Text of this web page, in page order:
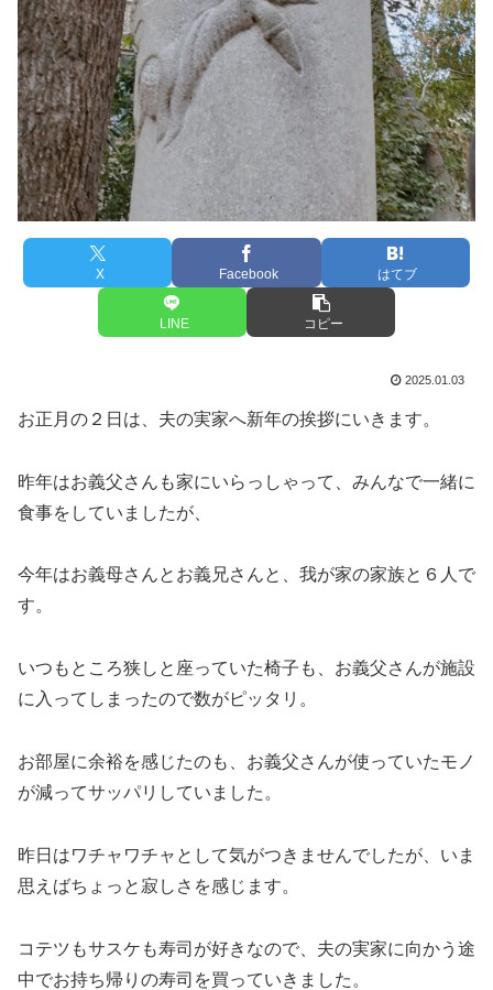
X Facebook はてブ
LINE コピー
2025.01.03
お正月の２日は、夫の実家へ新年の挨拶にいきます。
昨年はお義父さんも家にいらっしゃって、みんなで一緒に
食事をしていましたが、
今年はお義母さんとお義兄さんと、我が家の家族と６人で
す。
いつもところ狭しと座っていた椅子も、お義父さんが施設
に入ってしまったので数がピッタリ。
お部屋に余裕を感じたのも、お義父さんが使っていたモノ
が減ってサッパリしていました。
昨日はワチャワチャとして気がつきませんでしたが、いま
思えばちょっと寂しさを感じます。
コテツもサスケも寿司が好きなので、夫の実家に向かう途
中でお持ち帰りの寿司を買っていきました。